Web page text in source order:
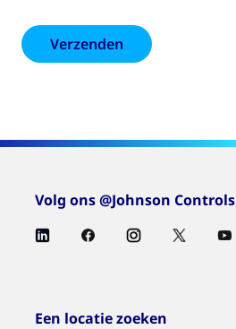
Volg ons @Johnson Controls
Een locatie zoeken